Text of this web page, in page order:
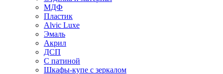
МДФ
Пластик
Alvic Luxe
Эмаль
Акрил
ДСП
С патиной
Шкафы-купе с зеркалом